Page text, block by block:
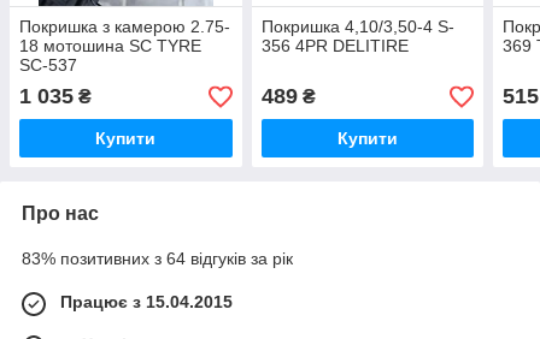
Покришка з камерою 2.75-
18 мотошина SC TYRE
SC-537
1 035 ₴
Купити
Покришка 4,10/3,50-4 S-
356 4PR DELITIRE
489₴
Купити
369
515
Про нас
83% позитивних з 64 відгуків за рік
Працює з 15.04.2015